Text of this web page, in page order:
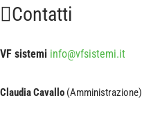
Contatti
VF sistemi info@vfsistemi.it
Claudia Cavallo (Amministrazione)